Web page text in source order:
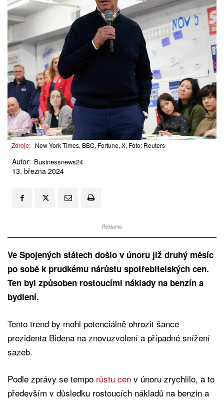
Zdroje: New York Times, BBC, Fortune, X, Foto: Reuters
Autor: Businessnews24
13. března 2024
Reklama
Ve Spojených státech došlo v únoru již druhý měsíc
po sobě k prudkému nárůstu spotřebitelských cen.
Ten byl způsoben rostoucími náklady na benzín a
bydlení.
Tento trend by mohl potenciálně ohrozit šance
prezidenta Bidena na znovuzvolení a případné snížení
sazeb.
Podle zprávy se tempo růstu cen v únoru zrychlilo, a to
především v důsledku rostoucích nákladů na benzin a